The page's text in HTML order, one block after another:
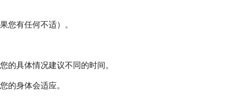
您有任何不适）。
的具体情况建议不同的时间。
的身体会适应。